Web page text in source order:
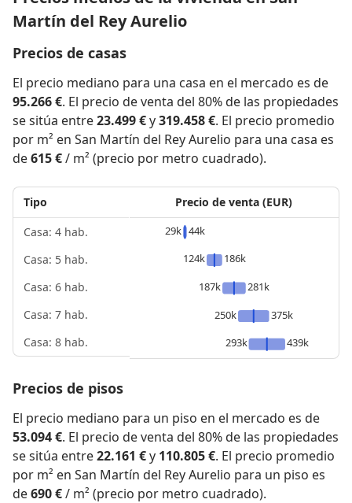
Martín del Rey Aurelio
Precios de casas
El precio mediano para una casa en el mercado es de
95.266 €. El precio de venta del 80% de las propiedades
se sitúa entre23.499 €y319.458 €. El precio promedio
por m² en San Martín del Rey Aurelio para una casa es
de615 €/ m² (precio por metro cuadrado).
Tipo
Casa: 4 hab.
Casa: 5 hab.
Casa: 6 hab.
Casa: 7 hab.
Casa: 8 hab.
Precio de venta (EUR)
29k 44k
124k
186k
187k
281k
250k
375k
293k
439k
Precios de pisos
El precio mediano para un piso en el mercado es de
53.094 €. El precio de venta del 80% de las propiedades
se sitúa entre22.161 €y 110.805 €. El precio promedio
por m² en San Martín del Rey Aurelio para un piso es
de690 €/ m² (precio por metro cuadrado).